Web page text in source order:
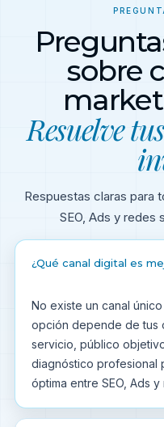
sobre
Resuelve
Respuestas claras para
SEO, Ads y redes
¿Qué canal digital es
No existe un canal
opción depende de tus
servicio, público
diagnóstico profesional
óptima entre SEO, Ads